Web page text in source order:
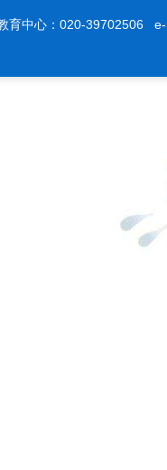
中心：020-39702506 e-